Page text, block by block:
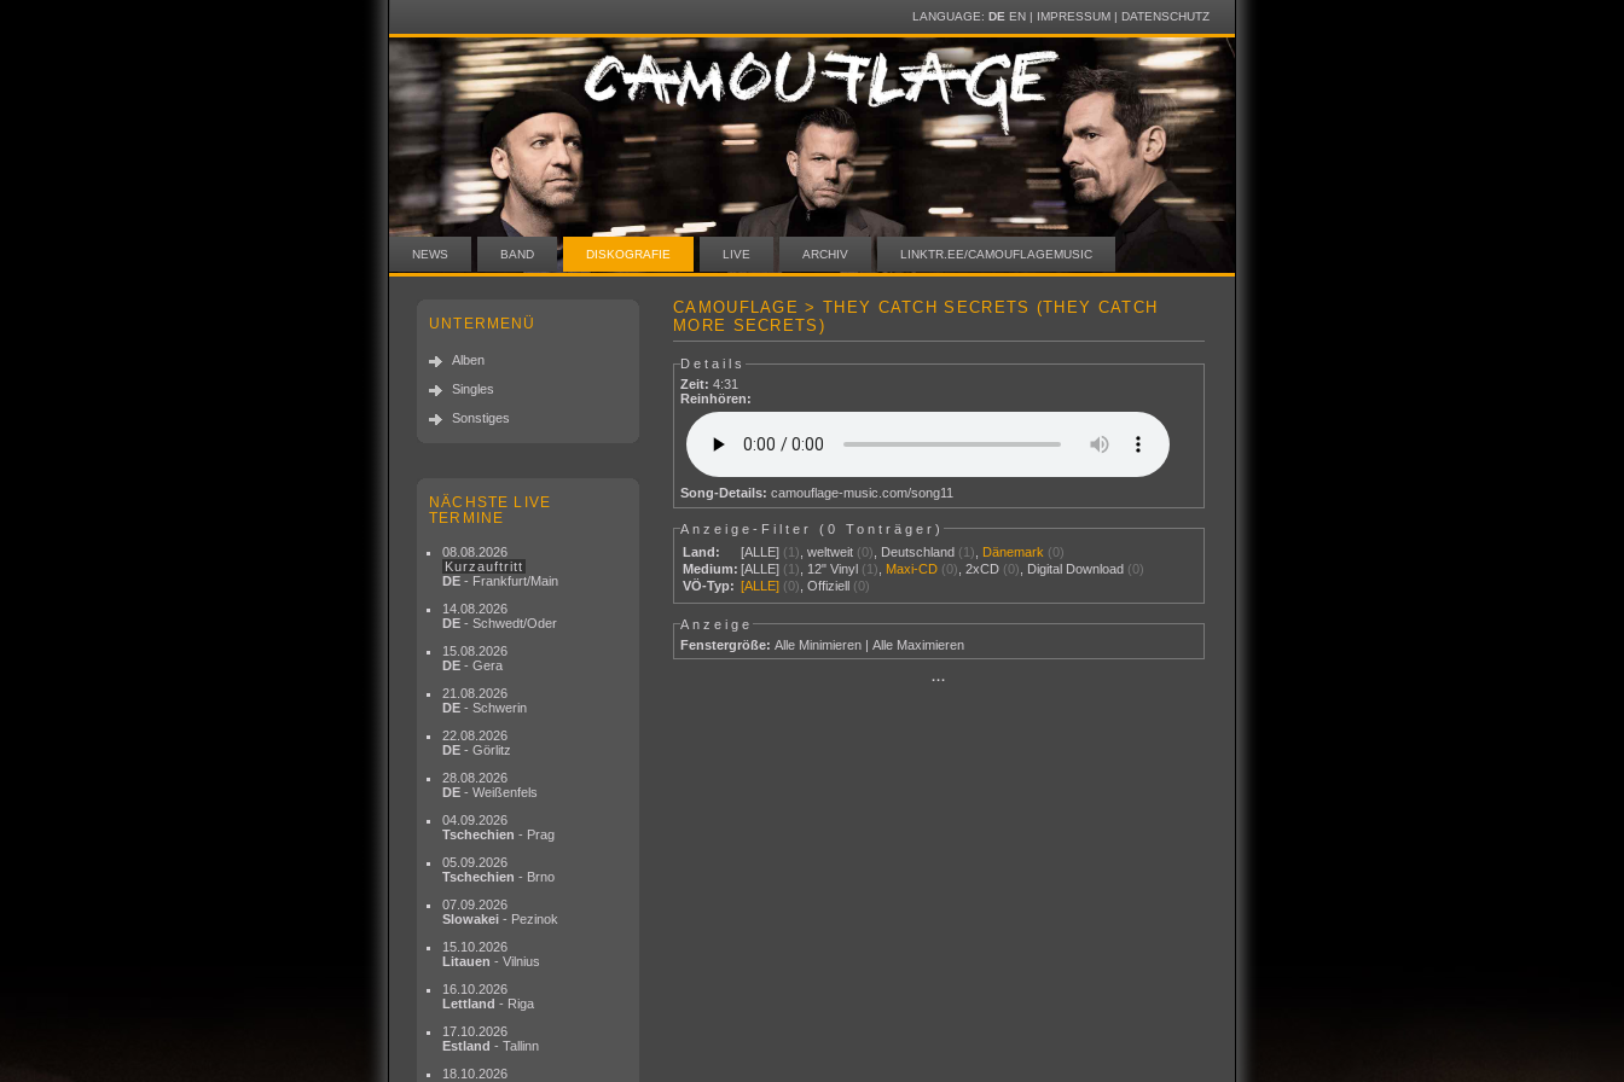
LANGUAGE: DE EN| IMPRESSUM| DATENSCHUTZ
NEWS BAND DISKOGRAFIE LIVE ARCHIV LINKTR.EE/CAMOUFLAGEMUSIC
UNTERMENÜ
Alben
Singles
Sonstiges
NÄCHSTE LIVE
TERMINE
08.08.2026
Kurzauftritt
DE - Frankfurt/Main
14.08.2026
DE - Schwedt/Oder
15.08.2026
DE - Gera
21.08.2026
DE - Schwerin
22.08.2026
DE - Görlitz
28.08.2026
DE - Weißenfels
04.09.2026
Tschechien - Prag
05.09.2026
Tschechien - Brno
07.09.2026
Slowakei - Pezinok
15.10.2026
Litauen - Vilnius
16.10.2026
Lettland - Riga
17.10.2026
Estland - Tallinn
18.10.2026
CAMOUFLAGE > THEY CATCH SECRETS (THEY CATCH
MORE SECRETS)
Details
Zeit: 4:31
Reinhören:
Song-Details: camouflage-music.com/song11
Anzeige-Filter (0 Tonträger)
Land:
[ALLE] (1) ,weltweit (0) Deutschland (1) Dänemark (0)
Medium: [ALLE] (1) 12" Vinyl (1) Maxi-CD (0) ,2xCD (0) Digital Download (0)
VÖ-Typ: [ALLE] (0) ,Offiziell (0)
Anzeige
Fenstergröße: Alle Minimieren |Alle Maximieren
···